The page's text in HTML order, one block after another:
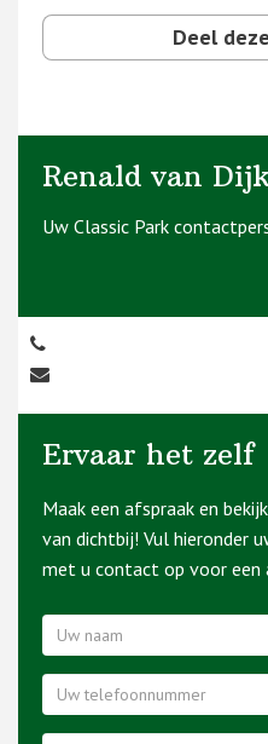
Deel
Renald van
Uw Classic Park
Ervaar het zelf
Maak een afspraak en
van dichtbij! Vul hieronder
met u contact op voor een